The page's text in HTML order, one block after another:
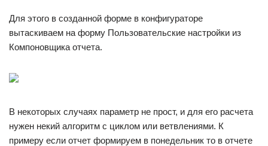
Для этого в созданной форме в конфигураторе
вытаскиваем на форму Пользовательские настройки из
Компоновщика отчета.
В некоторых случаях параметр не прост, и для его расчета
нужен некий алгоритм с циклом или ветвлениями. К
примеру если отчет формируем в понедельник то в отчете